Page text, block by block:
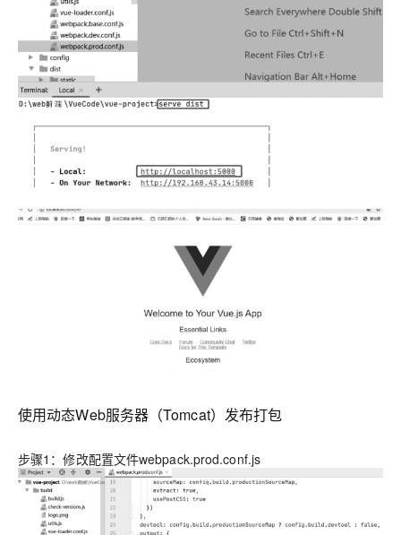
使用动态Web服务器（Tomcat）发布打包
步骤1：修改配置文件webpack.prod.conf.js